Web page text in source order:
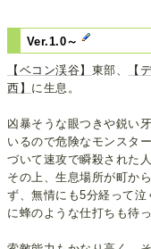
Ver.1.0～
【ベコン渓谷】 東部、 【
西】 に生息。
凶暴そうな眼つきや鋭い
いるので危険なモンスタ
づいて速攻で瞬殺された人
その上、生息場所が町か
ず、無情にも5分経って
に蜂のような仕打ちも待っ